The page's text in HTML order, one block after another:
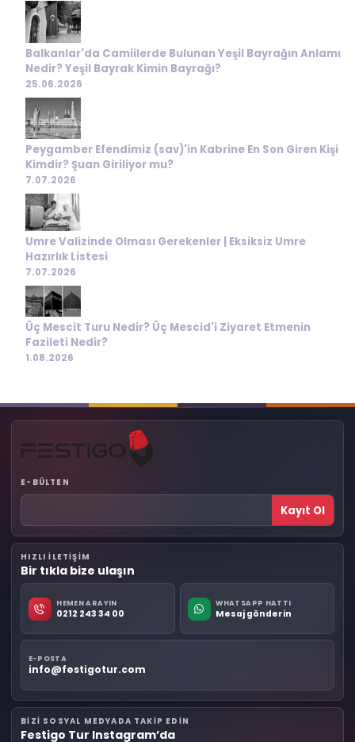
Balkanlar'da Camiilerde Bulunan Yeşil Bayrağın Anlamı
Nedir? Yeşil Bayrak Kimin Bayrağı?
25.06.2026
Peygamber Efendimiz (sav)'in Kabrine En Son Giren Kişi
Kimdir? Şuan Giriliyor mu?
7.07.2026
Umre Valizinde Olması Gerekenler | Eksiksiz Umre
Hazırlık Listesi
7.07.2026
Üç Mescit Turu Nedir? Üç Mescid'i Ziyaret Etmenin
Fazileti Nedir?
1.08.2026
E-BÜLTEN
Kayıt Ol
HIZLI ILETIŞIM
Bir tıkla bize ulaşın
HEMEN ARAYIN
0212 243 34 00
WHATSAPP HATTI
Mesaj gönderin
E-POSTA
info@festigotur.com
BIZI SOSYAL MEDYADA TAKIP EDIN
Festigo Tur Instagram’da